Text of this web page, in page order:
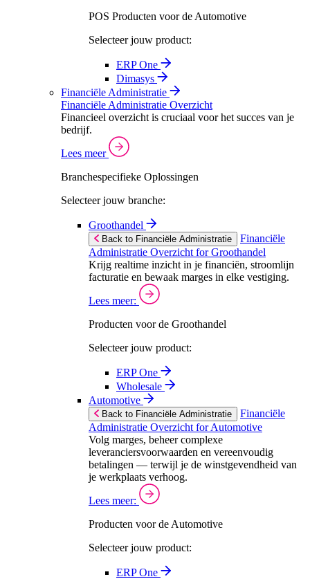
POS Producten voor de Automotive
Selecteer jouw product:
ERP One
Dimasys
Financiële Administratie
Financiële Administratie Overzicht
Financieel overzicht is cruciaal voor het succes van je
bedrijf.
Lees meer
Branchespecifieke Oplossingen
Selecteer jouw branche:
Groothandel
Back to Financiële Administratie
Financiële
Administratie Overzicht for Groothandel
Krijg realtime inzicht in je financiën, stroomlijn
facturatie en bewaak marges in elke vestiging.
Lees meer:
Producten voor de Groothandel
Selecteer jouw product:
ERP One
Wholesale
Automotive
Back to Financiële Administratie
Financiële
Administratie Overzicht for Automotive
Volg marges, beheer complexe
leveranciersvoorwaarden en vereenvoudig
betalingen — terwijl je de winstgevendheid van
je werkplaats verhoog.
Lees meer:
Producten voor de Automotive
Selecteer jouw product:
ERP One